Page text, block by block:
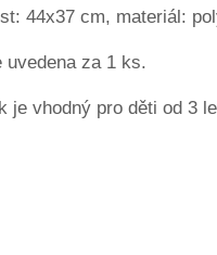
44x37 cm, materiál:
uvedena za 1 ks.
je vhodný pro děti od 3